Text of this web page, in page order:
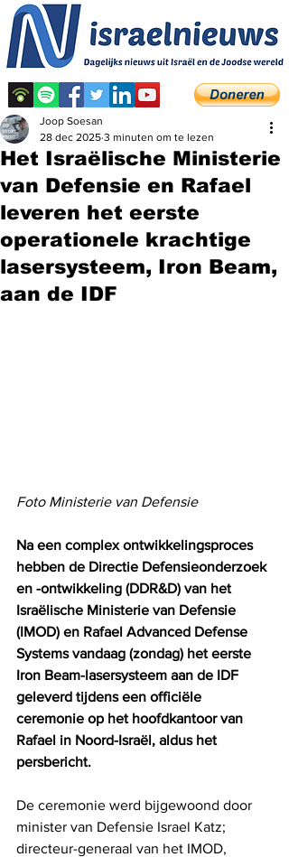
Het Israëlische Ministerie
van Defensie en Rafael
leveren het eerste
operationele krachtige
lasersysteem, Iron Beam,
aan de IDF
Joop Soesan
28 dec 2025 3 minuten om te lezen
Foto Ministerie van Defensie
Na een complex ontwikkelingsproces
hebben de Directie Defensieonderzoek
en -ontwikkeling (DDR&D) van het
Israëlische Ministerie van Defensie
(IMOD) en Rafael Advanced Defense
Systems vandaag (zondag) het eerste
Iron Beam-lasersysteem aan de IDF
geleverd tijdens een officiële
ceremonie op het hoofdkantoor van
Rafael in Noord-Israël, aldus het
persbericht.
De ceremonie werd bijgewoond door
minister van Defensie Israel Katz;
directeur-generaal van het IMOD,